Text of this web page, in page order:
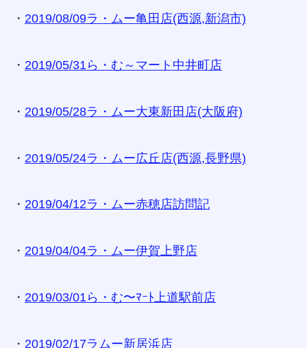
・ 2019/08/09ラ・ムー亀田店(西源,新潟市)
・ 2019/05/31ら・む～マート中井町店
・ 2019/05/28ラ・ムー大東新田店(大阪府)
・ 2019/05/24ラ・ムー広丘店(西源,長野県)
・ 2019/04/12ラ・ムー赤穂店訪問記
・ 2019/04/04ラ・ムー伊賀上野店
・ 2019/03/01ら・む〜ﾏｰﾄ上道駅前店
・ 2019/02/17ラムー新居浜店